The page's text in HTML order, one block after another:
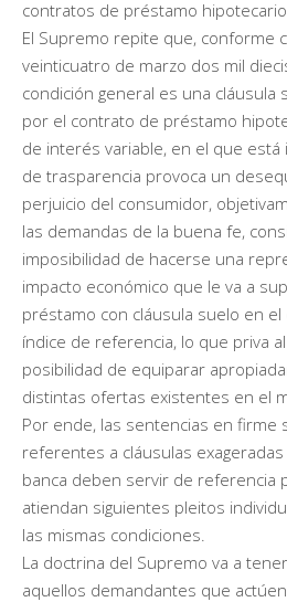
contratos de préstamo hipotecario.
El Supremo repite que, conforme
veinticuatro de marzo dos mil
condición general es una
por el contrato de préstamo
de interés variable, en el que está
de trasparencia provoca un
perjuicio del consumidor,
las demandas de la buena fe,
imposibilidad de hacerse una
impacto económico que le va a
préstamo con cláusula suelo en el
índice de referencia, lo que priva
posibilidad de equiparar
distintas ofertas existentes en el
Por ende, las sentencias en firme
referentes a cláusulas
banca deben servir de referencia
atiendan siguientes pleitos
las mismas condiciones.
La doctrina del Supremo va a
aquellos demandantes que